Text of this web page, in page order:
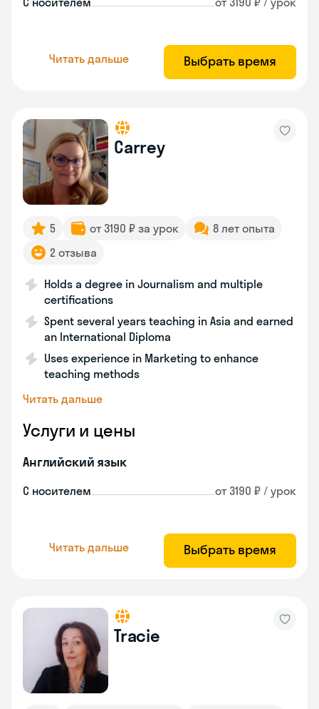
Читать дальше Выбрать время
Carrey
5 от 3190 ₽ за урок
8 лет опыта
2 отзыва
Holds a degree in Journalism and multiple
certifications
Spent several years teaching in Asia and earned
an International Diploma
Uses experience in Marketing to enhance
teaching methods
Читать дальше
Услуги и цены
Английский язык
С носителем от 3190 ₽ / урок
Читать дальше Выбрать время
Tracie